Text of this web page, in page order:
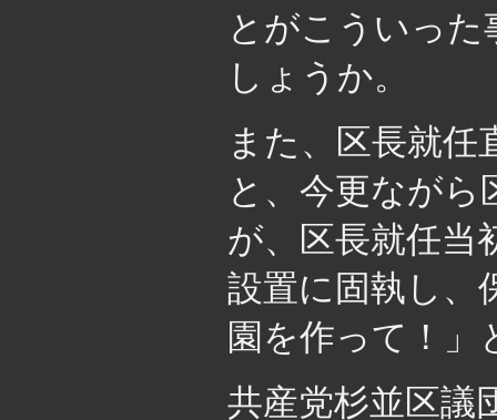
とがこういっ
しょうか。
また、区長就任
と、今更なが
が、区長就任当
設置に固執し、
園を作って！」
共産党杉並区議